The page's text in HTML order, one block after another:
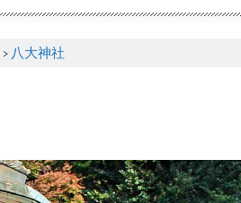
> 八大神社